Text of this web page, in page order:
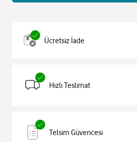
Ücretsiz İade
Hızlı Teslimat
Telsim Güvencesi